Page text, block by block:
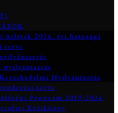
üzletek 2024. évi hatósági
terve
nyilvántartás
Nyilvántartás
terve
Program 2019-2024
Kézikönyv